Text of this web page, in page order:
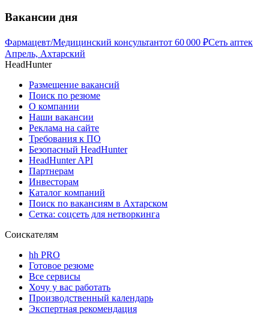
Вакансии дня
Фармацевт/Медицинский консультантот 60 000 ₽Сеть аптек
Апрель, Ахтарский
HeadHunter
Размещение вакансий
Поиск по резюме
О компании
Наши вакансии
Реклама на сайте
Требования к ПО
Безопасный HeadHunter
HeadHunter API
Партнерам
Инвесторам
Каталог компаний
Поиск по вакансиям в Ахтарском
Сетка: соцсеть для нетворкинга
Соискателям
hh PRO
Готовое резюме
Все сервисы
Хочу у вас работать
Производственный календарь
Экспертная рекомендация